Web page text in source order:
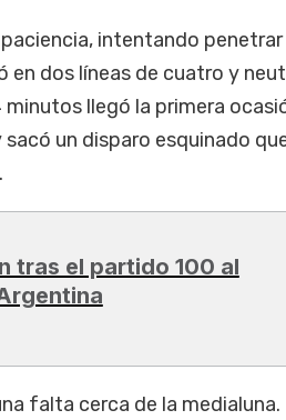
intentando penetrar
en dos líneas de cuatro y
llegó la primera
un disparo esquinado
tras el partido 100 al
falta cerca de la medialuna.